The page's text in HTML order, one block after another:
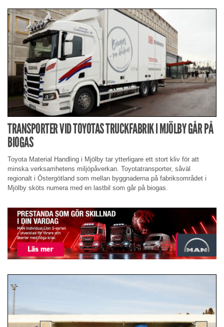
TRANSPORTER VID TOYOTAS TRUCKFABRIK I MJÖLBY GÅR PÅ
BIOGAS
Toyota Material Handling i Mjölby tar ytterligare ett stort kliv för att
minska verksamhetens miljöpåverkan. Toyotatransporter, såväl
regionalt i Östergötland som mellan byggnaderna på fabriksområdet i
Mjölby sköts numera med en lastbil som går på biogas.